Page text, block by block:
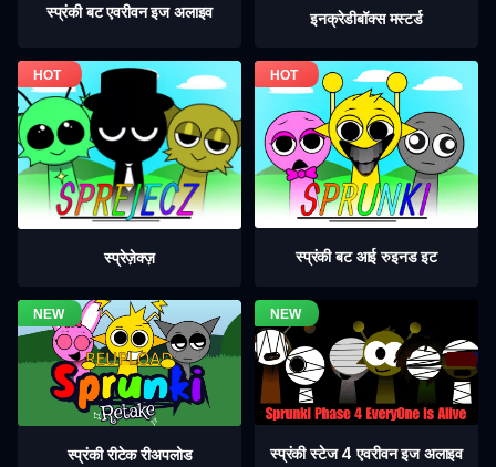
स्प्रंकी बट एवरीवन इज अलाइव इनक्रेडीबॉक्स मस्टर्ड
स्प्रेज़ेक्ज़ स्प्रंकी बट आई रुइनड इट
स्प्रंकी रीटेक रीअपलोड स्प्रंकी स्टेज 4 एवरीवन इज अलाइव